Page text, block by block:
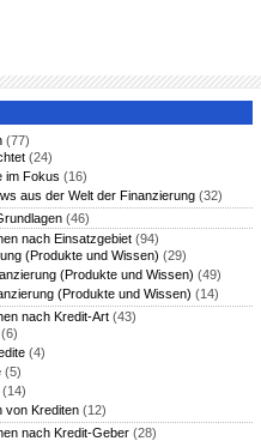
(77)
(24)
im Fokus (16)
aus der Welt der Finanzierung (32)
(46)
nach Einsatzgebiet (94)
(Produkte und Wissen) (29)
(Produkte und Wissen) (49)
(Produkte und Wissen) (14)
nach Kredit-Art (43)
(6)
(4)
(5)
(14)
von Krediten (12)
nach Kredit-Geber (28)